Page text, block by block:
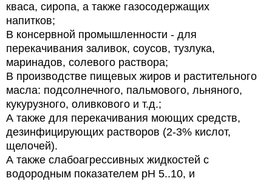
кваса, сиропа, а также газосодержащих
напитков;
В консервной промышленности - для
перекачивания заливок, соусов, тузлука,
маринадов, солевого раствора;
В производстве пищевых жиров и растительного
масла: подсолнечного, пальмового, льняного,
кукурузного, оливкового и т.д.;
А также для перекачивания моющих средств,
дезинфицирующих растворов (2-3% кислот,
щелочей).
А также слабоагрессивных жидкостей с
водородным показателем pH 5..10, и